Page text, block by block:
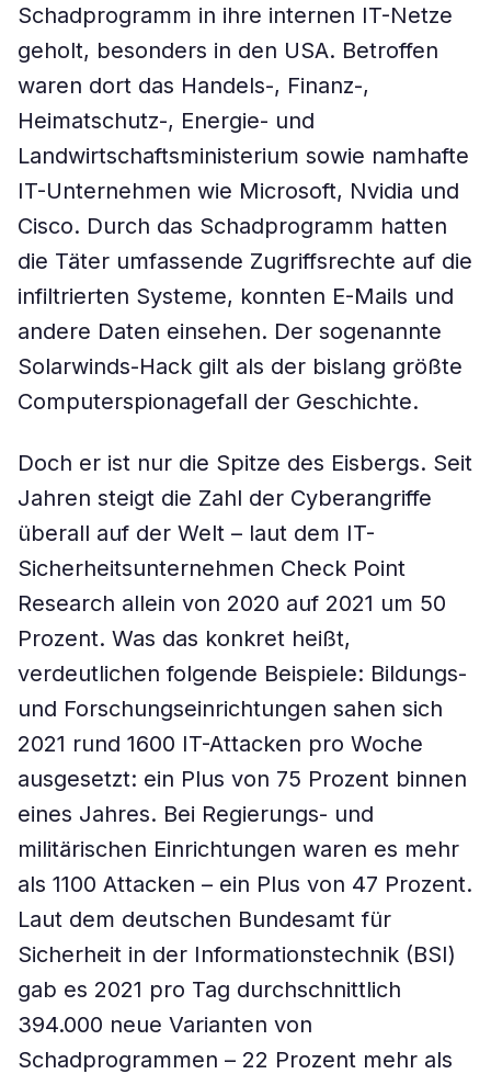
Schadprogramm in ihre internen IT-Netze
geholt, besonders in den USA. Betroffen
waren dort das Handels-, Finanz-,
Heimatschutz-, Energie- und
Landwirtschaftsministerium sowie namhafte
IT-Unternehmen wie Microsoft, Nvidia und
Cisco. Durch das Schadprogramm hatten
die Täter umfassende Zugriffsrechte auf die
infiltrierten Systeme, konnten E-Mails und
andere Daten einsehen. Der sogenannte
Solarwinds-Hack gilt als der bislang größte
Computerspionagefall der Geschichte.
Doch er ist nur die Spitze des Eisbergs. Seit
Jahren steigt die Zahl der Cyberangriffe
überall auf der Welt – laut dem IT-
Sicherheitsunternehmen Check Point
Research allein von 2020 auf 2021 um 50
Prozent. Was das konkret heißt,
verdeutlichen folgende Beispiele: Bildungs-
und Forschungseinrichtungen sahen sich
2021 rund 1600 IT-Attacken pro Woche
ausgesetzt: ein Plus von 75 Prozent binnen
eines Jahres. Bei Regierungs- und
militärischen Einrichtungen waren es mehr
als 1100 Attacken – ein Plus von 47 Prozent.
Laut dem deutschen Bundesamt für
Sicherheit in der Informationstechnik (BSI)
gab es 2021 pro Tag durchschnittlich
394.000 neue Varianten von
Schadprogrammen – 22 Prozent mehr als